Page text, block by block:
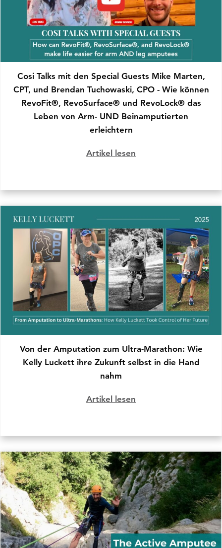
Cosi Talks mit den Special Guests Mike Marten,
CPT, und Brendan Tuchowaski, CPO - Wie können
RevoFit®, RevoSurface® und RevoLock® das
Leben von Arm- UND Beinamputierten
erleichtern
Artikel lesen
Von der Amputation zum Ultra-Marathon: Wie
Kelly Luckett ihre Zukunft selbst in die Hand
nahm
Artikel lesen